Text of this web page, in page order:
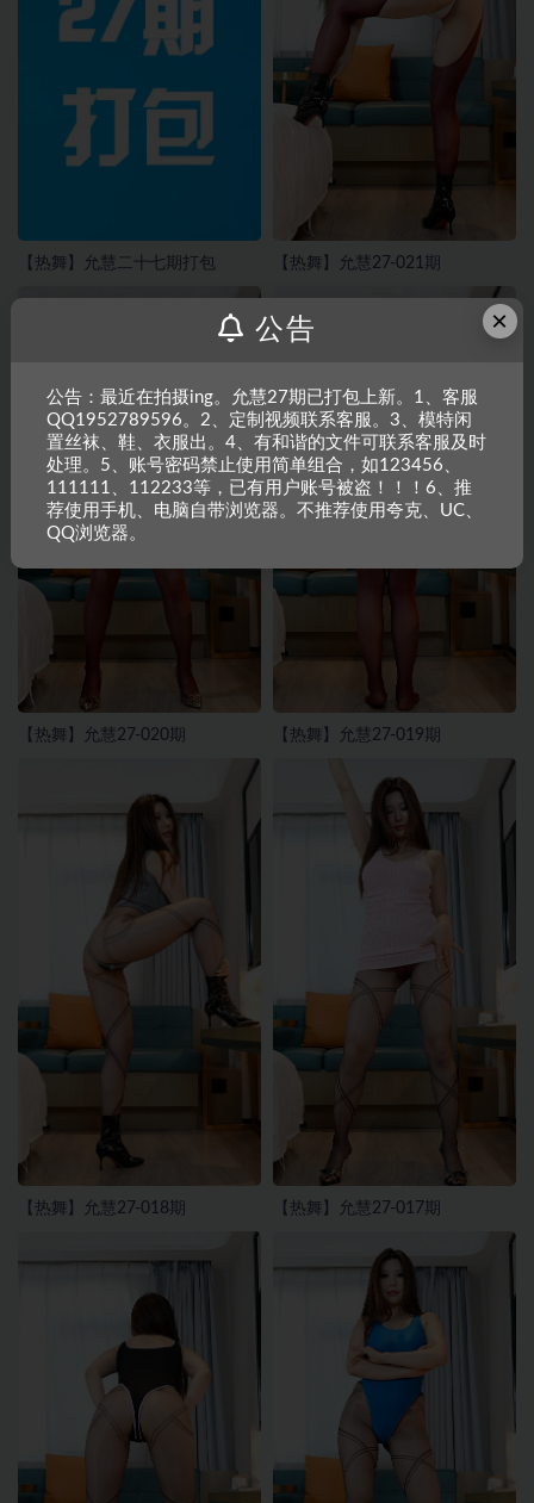
【热舞】允慧二十七期打包 【热舞】允慧27-021期
【热舞】允慧27-020期 【热舞】允慧27-019期
【热舞】允慧27-018期 【热舞】允慧27-017期
×
公告
公告：最近在拍摄ing。允慧27期已打包上新。1、客服
QQ1952789596。2、定制视频联系客服。3、模特闲
置丝袜、鞋、衣服出。4、有和谐的文件可联系客服及时
处理。5、账号密码禁止使用简单组合，如123456、
111111、112233等，已有用户账号被盗！！！6、推
荐使用手机、电脑自带浏览器。不推荐使用夸克、UC、
QQ浏览器。